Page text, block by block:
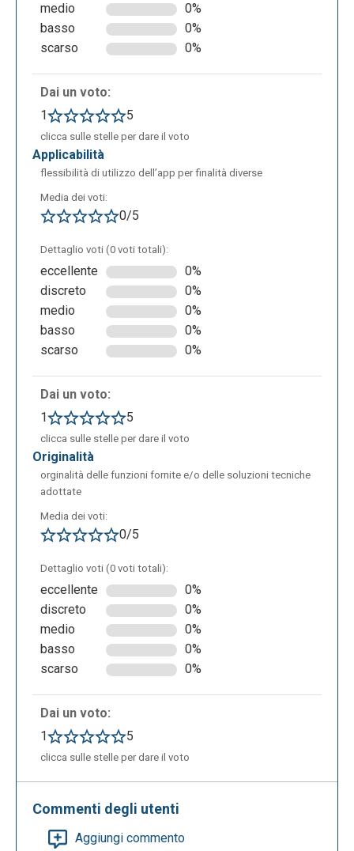
Per salvare la nostra mappa basta cliccare sul tasto
“Save” e si apre una schermata dove inserire il titolo
e l’indirizzo mail al quale inviare la mappa.
Una volta salvata la mappa principale è possibile
creare dei segnalibri per raccontare una storia
geografica: basta cliccare sul tasto “Bookmarks” e
salvare. Si possono creare fino a 15 bookmarks ed
è possibile modificarli e riorganizzare il loro ordine.
medio
0%
basso
0%
scarso
0%
Dai un voto:
1
5
clicca sulle stelle per dare il voto
applicabilità
flessibilità di utilizzo dell’app per finalità diverse
Media dei voti:
0/5
Dettaglio voti (0 voti totali):
eccellente
0%
discreto
0%
medio
0%
basso
0%
scarso
0%
Dai un voto:
1
5
clicca sulle stelle per dare il voto
originalità
orginalità delle funzioni fornite e/o delle soluzioni tecniche
adottate
Media dei voti:
0/5
Dettaglio voti (0 voti totali):
eccellente
0%
discreto
0%
medio
0%
basso
0%
scarso
0%
Dai un voto:
1
5
clicca sulle stelle per dare il voto
Commenti degli utenti
Aggiungi commento